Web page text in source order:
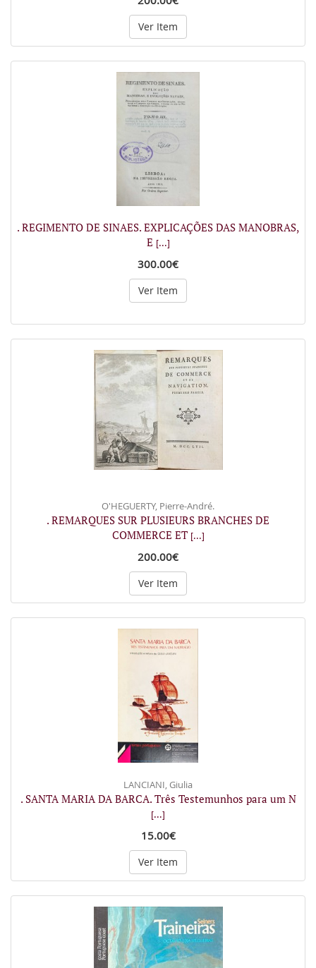
Ver Item
. REGIMENTO DE SINAES. EXPLICAÇÕES DAS MANOBRAS,
E [...]
300.00€
Ver Item
O'HEGUERTY, Pierre-André.
. REMARQUES SUR PLUSIEURS BRANCHES DE
COMMERCE ET [...]
200.00€
Ver Item
LANCIANI, Giulia
. SANTA MARIA DA BARCA. Três Testemunhos para um N
[...]
15.00€
Ver Item